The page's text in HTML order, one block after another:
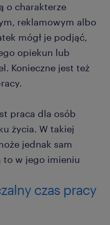
o charakterze
reklamowym albo
mógł je podjąć,
opiekun lub
Konieczne jest też
praca dla osób
życia. W takiej
jednak sam
to w jego imieniu
czas pracy